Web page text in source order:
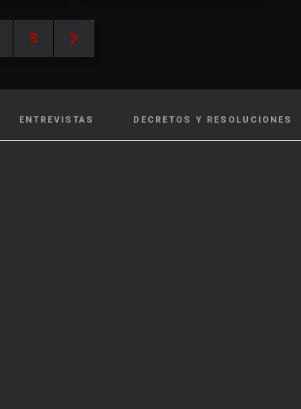
5
ENTREVISTAS DECRETOS Y RESOLUCIONES